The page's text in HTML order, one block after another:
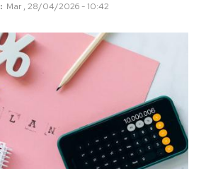
Mar , 28/04/2026 - 10:42